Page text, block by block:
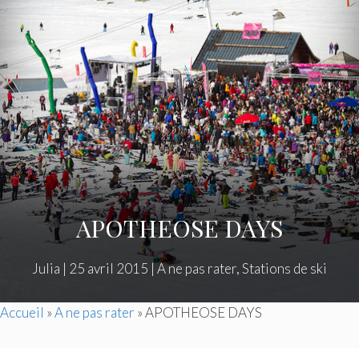
APOTHEOSE DAYS
Julia | 25 avril 2015 |A ne pas rater,Stations de ski
Accueil »A ne pas rater »APOTHEOSE DAYS